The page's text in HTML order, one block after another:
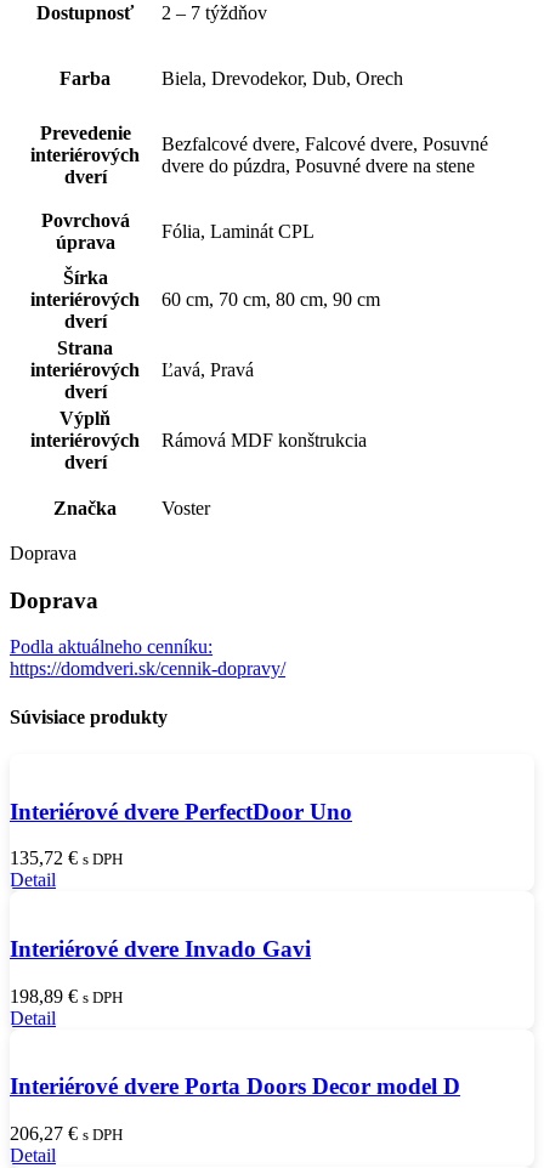
Dostupnosť 2 – 7 týždňov
Farba Biela, Drevodekor, Dub, Orech
Prevedenie
interiérových
dverí
Bezfalcové dvere, Falcové dvere, Posuvné
dvere do púzdra, Posuvné dvere na stene
Povrchová
úprava
Fólia, Laminát CPL
Šírka
interiérových
dverí
60 cm, 70 cm, 80 cm, 90 cm
Strana
interiérových
dverí
Ľavá, Pravá
Výplň
interiérových
dverí
Rámová MDF konštrukcia
Značka Voster
Doprava
Doprava
Podla aktuálneho cenníku:
https://domdveri.sk/cennik-dopravy/
Súvisiace produkty
Interiérové dvere PerfectDoor Uno
135,72 € s DPH
Detail
Interiérové dvere Invado Gavi
198,89 € s DPH
Detail
Interiérové dvere Porta Doors Decor model D
206,27 € s DPH
Detail